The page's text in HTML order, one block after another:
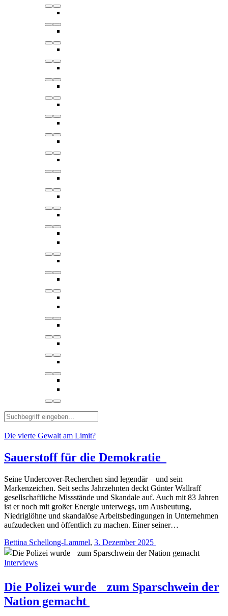
Die vierte Gewalt am Limit?
Sauerstoff für die Demokratie
Seine Undercover-Recherchen sind legendär – und sein
Markenzeichen. Seit sechs Jahrzehnten deckt Günter Wallraff
gesellschaftliche Missstände und Skandale auf. Auch mit 83 Jahren
ist er noch mit großer Energie unterwegs, um Ausbeutung,
Niedriglöhne und skandalöse Arbeitsbedingungen in Unternehmen
aufzudecken und öffentlich zu machen. Einer seiner…
Bettina Schellong-Lammel, 3. Dezember 2025
Interviews
Die Polizei wurde zum Sparschwein der
Nation gemacht